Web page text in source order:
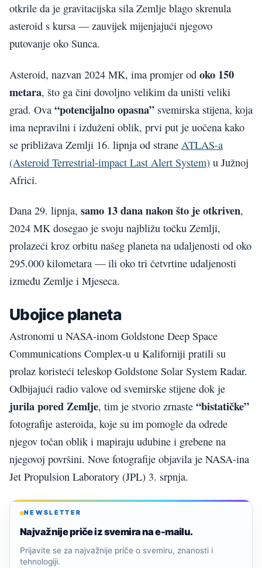
otkrile da je gravitacijska sila Zemlje blago skrenula
asteroid s kursa — zauvijek mijenjajući njegovo
putovanje oko Sunca.
Asteroid, nazvan 2024 MK, ima promjer od oko 150
metara, što ga čini dovoljno velikim da uništi veliki
grad. Ova “potencijalno opasna” svemirska stijena, koja
ima nepravilni i izduženi oblik, prvi put je uočena kako
se približava Zemlji 16. lipnja od strane ATLAS-a
(Asteroid Terrestrial-impact Last Alert System) u Južnoj
Africi.
Dana 29. lipnja, samo 13 dana nakon što je otkriven,
2024 MK dosegao je svoju najbližu točku Zemlji,
prolazeći kroz orbitu našeg planeta na udaljenosti od oko
295.000 kilometara — ili oko tri četvrtine udaljenosti
između Zemlje i Mjeseca.
Ubojice planeta
Astronomi u NASA-inom Goldstone Deep Space
Communications Complex-u u Kaliforniji pratili su
prolaz koristeći teleskop Goldstone Solar System Radar.
Odbijajući radio valove od svemirske stijene dok je
jurila pored Zemlje, tim je stvorio zrnaste “bistatičke”
fotografije asteroida, koje su im pomogle da odrede
njegov točan oblik i mapiraju udubine i grebene na
njegovoj površini. Nove fotografije objavila je NASA-ina
Jet Propulsion Laboratory (JPL) 3. srpnja.
NEWSLETTER
Najvažnije priče iz svemira na e-mailu.
Prijavite se za najvažnije priče o svemiru, znanosti i
tehnologiji.